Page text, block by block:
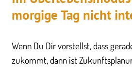
morgige Tag nicht
Wenn Du Dir vorstellst, dass
zukommt, dann ist